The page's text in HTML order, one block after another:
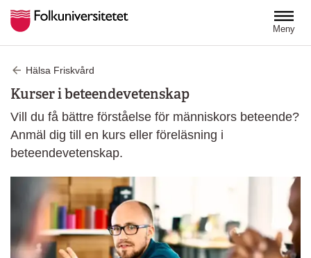
Meny
Hälsa Friskvård
Kurser i beteendevetenskap
Vill du få bättre förståelse för människors beteende?
Anmäl dig till en kurs eller föreläsning i
beteendevetenskap.